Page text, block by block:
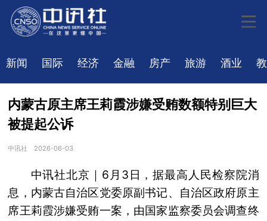
新闻 国际 经济 金融 房产 旅游 酒业
内蒙古原主席王莉霞涉嫌受贿数额特别巨大
被提起公诉
中讯社 2026-06-03
中讯社北京｜6月3日，据最高人民检察院消
息，内蒙古自治区党委原副书记、自治区政府原主
席王莉霞涉嫌受贿一案，由国家监察委员会调查终